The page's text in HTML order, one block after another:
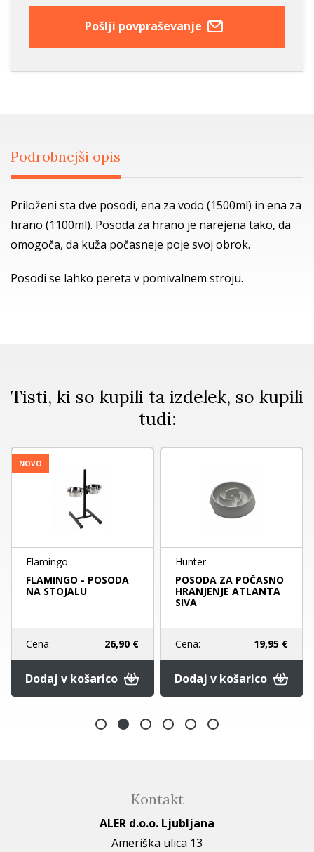
Pošlji povpraševanje
Podrobnejši opis
Priloženi sta dve posodi, ena za vodo (1500ml) in ena za
hrano (1100ml). Posoda za hrano je narejena tako, da
omogoča, da kuža počasneje poje svoj obrok.
Posodi se lahko pereta v pomivalnem stroju.
Tisti, ki so kupili ta izdelek, so kupili
tudi:
NOVO
Flamingo
FLAMINGO - POSODA
NA STOJALU
Cena: 26,90 €
Dodaj v košarico
Hunter
POSODA ZA POČASNO
HRANJENJE ATLANTA
SIVA
Cena: 19,95 €
Dodaj v košarico
Kontakt
ALER d.o.o. Ljubljana
Ameriška ulica 13